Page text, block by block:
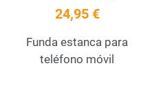
24,95 €
Funda estanca para
teléfono móvil